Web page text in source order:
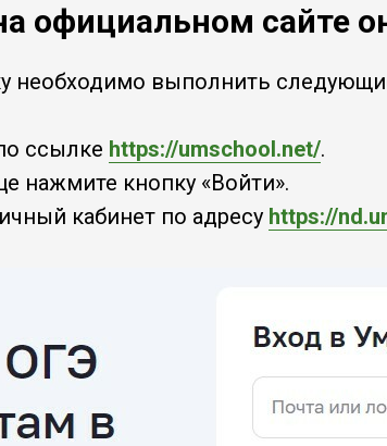
официальном сайте
необходимо выполнить
ссылке https://umschool.net/.
нажмите кнопку «Войти».
кабинет по адресу https://